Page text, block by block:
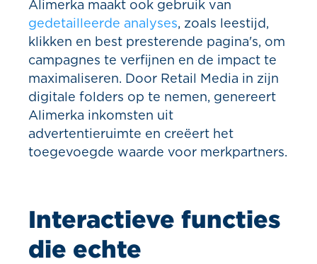
Alimerka maakt ook gebruik van
gedetailleerde analyses, zoals leestijd,
klikken en best presterende pagina's, om
campagnes te verfijnen en de impact te
maximaliseren. Door Retail Media in zijn
digitale folders op te nemen, genereert
Alimerka inkomsten uit
advertentieruimte en creëert het
toegevoegde waarde voor merkpartners.
Interactieve functies
die echte